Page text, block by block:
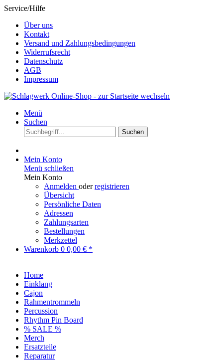
Service/Hilfe
Über uns
Kontakt
Versand und Zahlungsbedingungen
Widerrufsrecht
Datenschutz
AGB
Impressum
Menü
Suchen
Suchen
Mein Konto
Menü schließen
Mein Konto
Anmelden oderregistrieren
Übersicht
Persönliche Daten
Adressen
Zahlungsarten
Bestellungen
Merkzettel
Warenkorb 0 0,00 € *
Home
Einklang
Cajon
Rahmentrommeln
Percussion
Rhythm Pin Board
% SALE %
Merch
Ersatzteile
Reparatur